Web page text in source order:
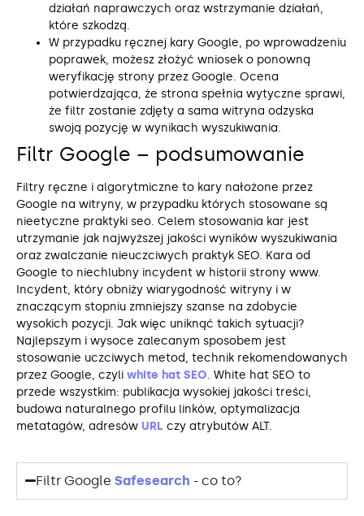
działań naprawczych oraz wstrzymanie działań,
które szkodzą.
W przypadku ręcznej kary Google, po wprowadzeniu
poprawek, możesz złożyć wniosek o ponowną
weryfikację strony przez Google. Ocena
potwierdzająca, że strona spełnia wytyczne sprawi,
że filtr zostanie zdjęty a sama witryna odzyska
swoją pozycję w wynikach wyszukiwania.
Filtr Google – podsumowanie
Filtry ręczne i algorytmiczne to kary nałożone przez
Google na witryny, w przypadku których stosowane są
nieetyczne praktyki seo. Celem stosowania kar jest
utrzymanie jak najwyższej jakości wyników wyszukiwania
oraz zwalczanie nieuczciwych praktyk SEO. Kara od
Google to niechlubny incydent w historii strony www.
Incydent, który obniży wiarygodność witryny i w
znaczącym stopniu zmniejszy szanse na zdobycie
wysokich pozycji. Jak więc uniknąć takich sytuacji?
Najlepszym i wysoce zalecanym sposobem jest
stosowanie uczciwych metod, technik rekomendowanych
przez Google, czyli white hat SEO. White hat SEO to
przede wszystkim: publikacja wysokiej jakości treści,
budowa naturalnego profilu linków, optymalizacja
metatagów, adresów URL czy atrybutów ALT.
Filtr GoogleSafesearch - co to?